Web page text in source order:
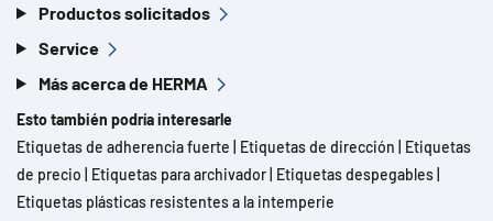
Productos solicitados
Service
Más acerca de HERMA
Esto también podría interesarle
Etiquetas de adherencia fuerte
Etiquetas de dirección
Etiquetas
de precio
Etiquetas para archivador Etiquetas despegables
Etiquetas plásticas resistentes a la intemperie